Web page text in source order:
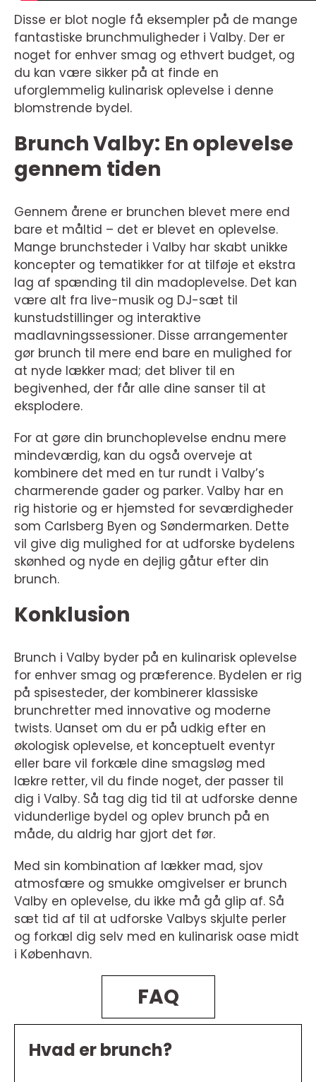
Disse er blot nogle få eksempler på de mange
fantastiske brunchmuligheder i Valby. Der er
noget for enhver smag og ethvert budget, og
du kan være sikker på at finde en
uforglemmelig kulinarisk oplevelse i denne
blomstrende bydel.
Brunch Valby: En oplevelse
gennem tiden
Gennem årene er brunchen blevet mere end
bare et måltid – det er blevet en oplevelse.
Mange brunchsteder i Valby har skabt unikke
koncepter og tematikker for at tilføje et ekstra
lag af spænding til din madoplevelse. Det kan
være alt fra live-musik og DJ-sæt til
kunstudstillinger og interaktive
madlavningssessioner. Disse arrangementer
gør brunch til mere end bare en mulighed for
at nyde lækker mad; det bliver til en
begivenhed, der får alle dine sanser til at
eksplodere.
For at gøre din brunchoplevelse endnu mere
mindeværdig, kan du også overveje at
kombinere det med en tur rundt i Valby’s
charmerende gader og parker. Valby har en
rig historie og er hjemsted for seværdigheder
som Carlsberg Byen og Søndermarken. Dette
vil give dig mulighed for at udforske bydelens
skønhed og nyde en dejlig gåtur efter din
brunch.
Konklusion
Brunch i Valby byder på en kulinarisk oplevelse
for enhver smag og præference. Bydelen er rig
på spisesteder, der kombinerer klassiske
brunchretter med innovative og moderne
twists. Uanset om du er på udkig efter en
økologisk oplevelse, et konceptuelt eventyr
eller bare vil forkæle dine smagsløg med
lækre retter, vil du finde noget, der passer til
dig i Valby. Så tag dig tid til at udforske denne
vidunderlige bydel og oplev brunch på en
måde, du aldrig har gjort det før.
Med sin kombination af lækker mad, sjov
atmosfære og smukke omgivelser er brunch
Valby en oplevelse, du ikke må gå glip af. Så
sæt tid af til at udforske Valbys skjulte perler
og forkæl dig selv med en kulinarisk oase midt
i København.
FAQ
Hvad er brunch?